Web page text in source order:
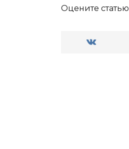
Оцените статью